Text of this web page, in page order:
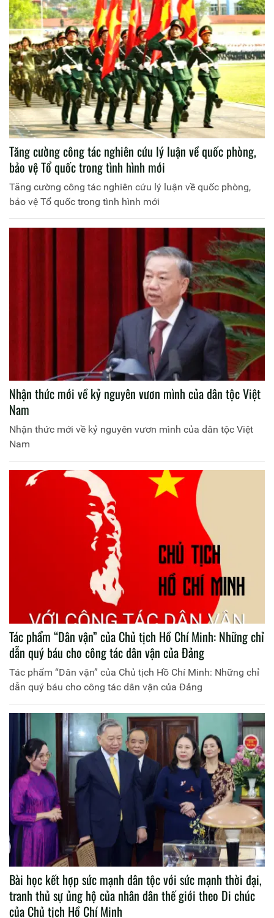
Tăng cường công tác nghiên cứu lý luận về quốc phòng,
bảo vệ Tổ quốc trong tình hình mới
Tăng cường công tác nghiên cứu lý luận về quốc phòng,
bảo vệ Tổ quốc trong tình hình mới
Nhận thức mới về kỷ nguyên vươn mình của dân tộc Việt
Nam
Nhận thức mới về kỷ nguyên vươn mình của dân tộc Việt
Nam
Tác phẩm “Dân vận” của Chủ tịch Hồ Chí Minh: Những chỉ
dẫn quý báu cho công tác dân vận của Đảng
Tác phẩm “Dân vận” của Chủ tịch Hồ Chí Minh: Những chỉ
dẫn quý báu cho công tác dân vận của Đảng
Bài học kết hợp sức mạnh dân tộc với sức mạnh thời đại,
tranh thủ sự ủng hộ của nhân dân thế giới theo Di chúc
của Chủ tịch Hồ Chí Minh